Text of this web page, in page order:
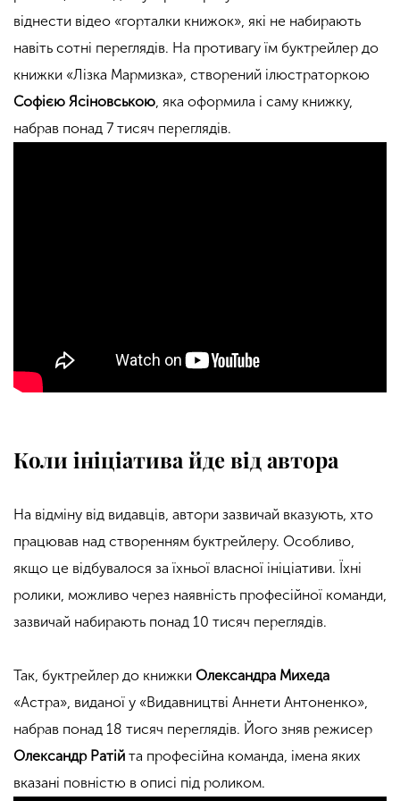
віднести відео «горталки книжок», які не набирають
навіть сотні переглядів. На противагу їм буктрейлер до
книжки «Лізка Мармизка», створений ілюстраторкою
Софією Ясіновською, яка оформила і саму книжку,
набрав понад 7 тисяч переглядів.
Коли ініціатива йде від автора
На відміну від видавців, автори зазвичай вказують, хто
працював над створенням буктрейлеру. Особливо,
якщо це відбувалося за їхньої власної ініціативи. Їхні
ролики, можливо через наявність професійної команди,
зазвичай набирають понад 10 тисяч переглядів.
Так, буктрейлер до книжки Олександра Михеда
«Астра», виданої у «Видавництві Аннети Антоненко»,
набрав понад 18 тисяч переглядів. Його зняв режисер
Олександр Ратій та професійна команда, імена яких
вказані повністю в описі під роликом.